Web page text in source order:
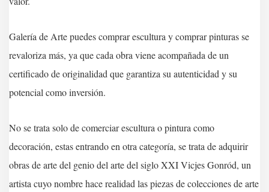
Galería de Arte puedes comprar escultura y comprar pinturas se
revaloriza más, ya que cada obra viene acompañada de un
certificado de originalidad que garantiza su autenticidad y su
potencial como inversión.
No se trata solo de comerciar escultura o pintura como
decoración, estas entrando en otra categoría, se trata de adquirir
obras de arte del genio del arte del siglo XXI Vicjes Gonród, un
artista cuyo nombre hace realidad las piezas de colecciones de arte